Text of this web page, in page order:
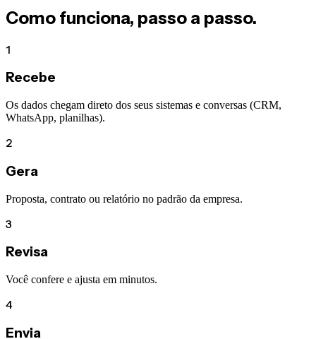
Como funciona, passo a passo.
1
Recebe
Os dados chegam direto dos seus sistemas e conversas (CRM,
WhatsApp, planilhas).
2
Gera
Proposta, contrato ou relatório no padrão da empresa.
3
Revisa
Você confere e ajusta em minutos.
4
Envia